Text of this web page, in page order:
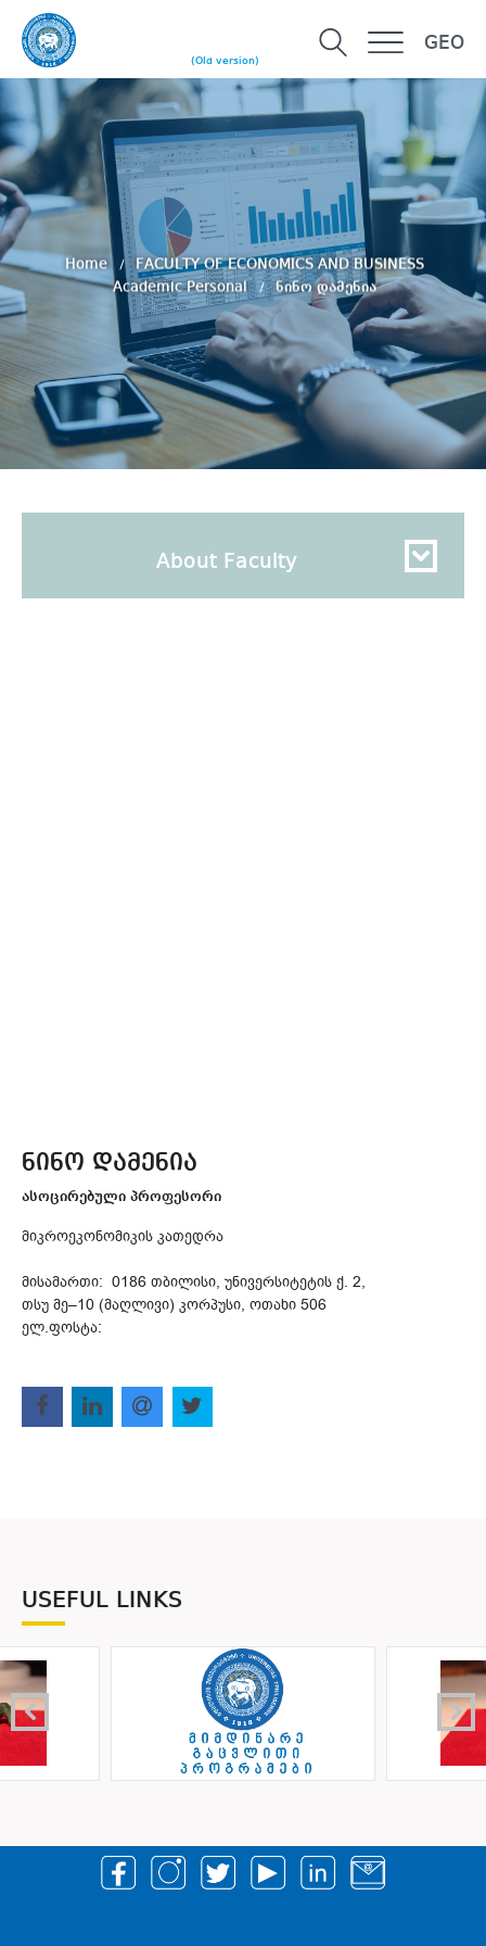
(Old version)
GEO
Home
FACULTY OF ECONOMICS AND BUSINESS
Academic Personal
ნინო დამენია
About Faculty
ნინო დამენია
ასოცირებული პროფესორი
მიკროეკონომიკის კათედრა
მისამართი: 0186 თბილისი, უნივერსიტეტის ქ. 2,
თსუ მე–10 (მაღლივი) კორპუსი, ოთახი 506
ელ.ფოსტა:
USEFUL LINKS